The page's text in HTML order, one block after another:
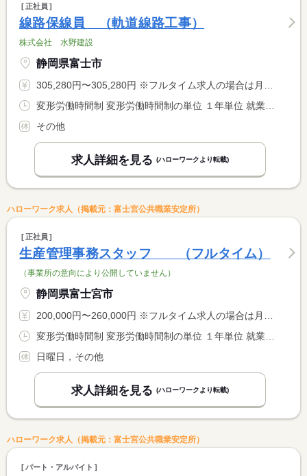
正社員
線路保線員 （軌道線路工事）
株式会社 水野建設
静岡県富士市
305,280円〜305,280円 ※フルタイム求人の場合は月額（換算額）、パート求人の場合は時間額を表示しています。
変形労働時間制 変形労働時間制の単位 １年単位 就業時間１ 22時00分〜5時00分
その他
求人詳細を見る (ハローワークより転載)
ハローワーク求人（掲載元：富士宮公共職業安定所）
正社員
生産管理事務スタッフ （フルタイム）
（事業所の意向により公開していません）
静岡県富士宮市
200,000円〜260,000円 ※フルタイム求人の場合は月額（換算額）、パート求人の場合は時間額を表示しています。
変形労働時間制 変形労働時間制の単位 １年単位 就業時間１ 8時15分〜17時00分
日曜日，その他
求人詳細を見る (ハローワークより転載)
ハローワーク求人（掲載元：富士宮公共職業安定所）
パート・アルバイト